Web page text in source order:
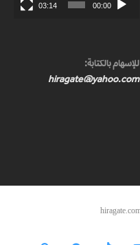
00:00
03:14
للإسهام بالكتابة:
hiragate@yahoo.com